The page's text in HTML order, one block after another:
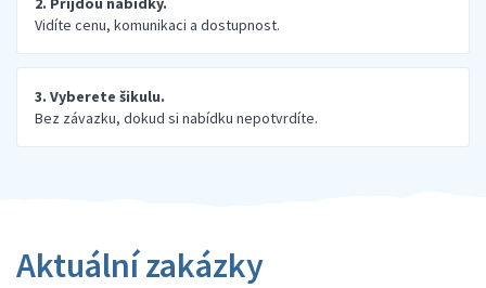
Vidíte cenu, komunikaci a dostupnost.
3. Vyberete šikulu.
Bez závazku, dokud si nabídku nepotvrdíte.
Aktuální zakázky